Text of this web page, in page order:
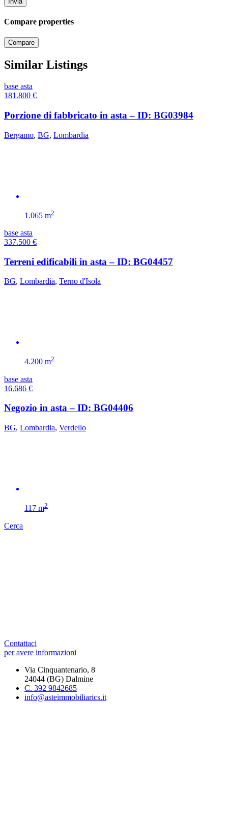
Compare properties
Compare
Similar Listings
base asta
181.800 €
Porzione di fabbricato in asta – ID: BG03984
Bergamo, BG, Lombardia
1.065 m2
base asta
337.500 €
Terreni edificabili in asta – ID: BG04457
BG, Lombardia, Terno d'Isola
4.200 m2
base asta
16.686 €
Negozio in asta – ID: BG04406
BG, Lombardia, Verdello
117 m2
Cerca
Contattaci
per avere informazioni
Via Cinquantenario, 8
24044 (BG) Dalmine
C. 392 9842685
info@asteimmobiliarics.it